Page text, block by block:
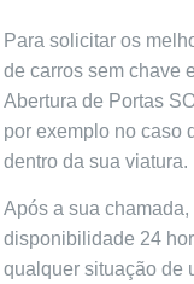
Para solicitar os
de carros sem chave
Abertura de Portas
por exemplo no caso
dentro da sua viatura.
Após a sua
disponibilidade 24
qualquer situação de